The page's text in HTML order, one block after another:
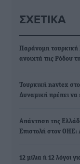
ΣΧΕΤΙΚΆ
Παράνομη τουρκική
ανοιχτά της Ρόδου
Τουρκική navtex στο
Δυναμική πρέπει να
Απάντηση της
Επιστολή στον ΟΗΕ:
12 μίλια ή 12 λόγοι